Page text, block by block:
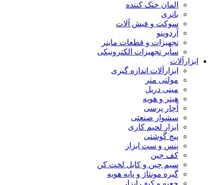
المان خنک کننده
باتری
سوکت و فیش آلات
آردوینو
تجهیزات و قطعات ماینر
سایر تجهیزات الکترونیکی
ابزارآلات
ابزارآلات اندازه گیری
مولتی متر
مینی دریل
هیتر و هویه
آچار پرسی
سشوار صنعتی
ابزار لحیم کاری
پیچ گوشتی
پنس و ست ابزار
کف چین
سیم چین و کابل لخت کن
گیره مونتاژ و پایه هویه
جعبه و کیف ابزار